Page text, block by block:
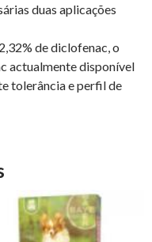
duas aplicações
de diclofenac, o
actualmente disponível
tolerância e perfil de